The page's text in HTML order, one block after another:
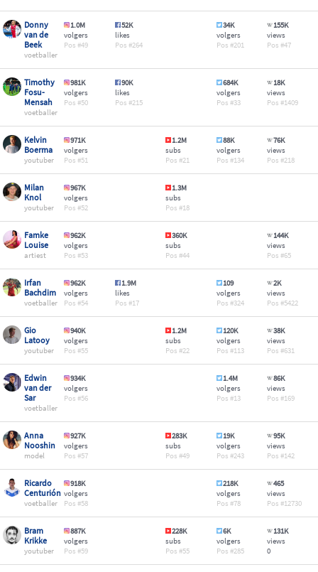
Donny
van de
Beek
voetballer
1.0M
volgers
49
52K
likes
264
34K
volgers
201
155K
views
47
Timothy
Fosu-
Mensah
voetballer
981K
volgers
50
90K
likes
215
684K
volgers
33
18K
views
1409
Kelvin
Boerma
youtuber
971K
volgers
51
1.2M
subs
21
88K
volgers
134
76K
views
218
Milan
Knol
youtuber
967K
volgers
52
1.3M
subs
18
Famke
Louise
artiest
962K
volgers
53
360K
subs
44
144K
views
65
Irfan
Bachdim
voetballer
962K
volgers
54
1.9M
likes
17
109
volgers
324
2K
views
5422
Gio
Latooy
youtuber
940K
volgers
55
1.2M
subs
22
120K
volgers
113
38K
views
631
Edwin
van der
Sar
voetballer
934K
volgers
56
1.4M
volgers
13
86K
views
169
Anna
Nooshin
model
927K
volgers
57
283K
subs
49
19K
volgers
243
95K
views
142
Ricardo
Centurión
voetballer
918K
volgers
58
218K
volgers
78
465
views
12730
Bram
Krikke
youtuber
887K
volgers
59
228K
subs
55
6K
volgers
285
131K
views
0